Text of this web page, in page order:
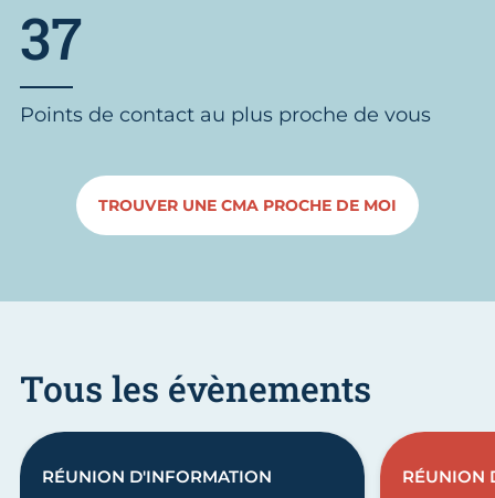
37
Points de contact au plus proche de vous
TROUVER UNE CMA PROCHE DE MOI
Tous les évènements
RÉUNION D'INFORMATION RÉUNION